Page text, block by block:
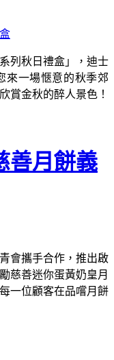
列秋日禮盒」，迪士
來一場愜意的秋季郊
賞金秋的醉人景色！
善月餅義
會攜手合作，推出啟
慈善迷你蛋黃奶皇月
一位顧客在品嚐月餅